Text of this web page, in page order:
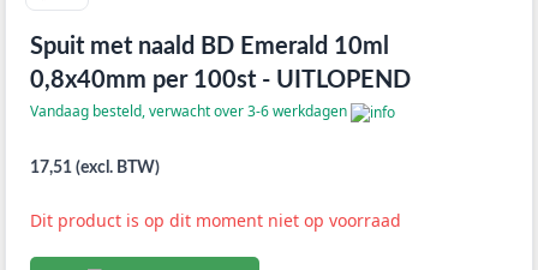
Spuit met naald BD Emerald 10ml
0,8x40mm per 100st - UITLOPEND
Vandaag besteld, verwacht over 3-6 werkdagen
17,51 (excl. BTW)
Dit product is op dit moment niet op voorraad